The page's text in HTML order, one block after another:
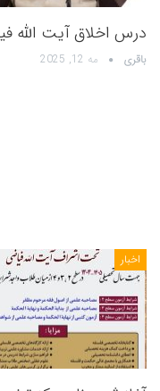
درس اخلاق آیت الله
باقری مه 12, 2025
اخبار